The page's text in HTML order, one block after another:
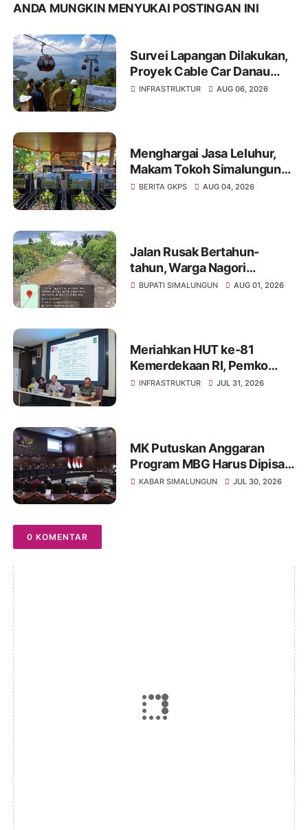
ANDA MUNGKIN MENYUKAI POSTINGAN INI
Survei Lapangan Dilakukan,
Proyek Cable Car Danau
Toba Masih Terkendala
INFRASTRUKTUR AUG 06, 2026
Menghargai Jasa Leluhur,
Makam Tokoh Simalungun
dr. Djasamen Saragih Resmi
BERITA GKPS AUG 04, 2026
Jalan Rusak Bertahun-
tahun, Warga Nagori
Sibangun Mariah Bergotong
BUPATI SIMALUNGUN AUG 01, 2026
Meriahkan HUT ke-81
Kemerdekaan RI, Pemko
Pematangsiantar
INFRASTRUKTUR JUL 31, 2026
MK Putuskan Anggaran
Program MBG Harus Dipisah
dari Anggaran Pendidikan
KABAR SIMALUNGUN JUL 30, 2026
0 KOMENTAR